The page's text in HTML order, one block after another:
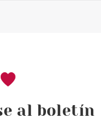
al boletín